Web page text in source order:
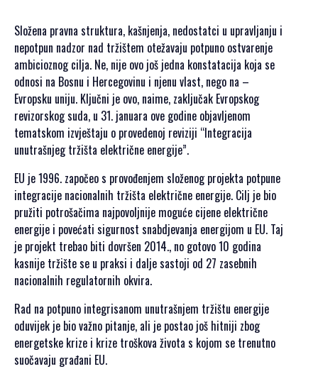
ŠTAMPU
SPONZORSTVO
POKROVITELJI I
SPONZORI SET
2026
POKROVITELJI I
SPONZORI SET
2025
POKROVITELJI I
SPONZORI SET
2024
POKROVITELJI I
SPONZORI SET
2023
POKROVITELJI I
SPONZORI SET
2022
POKROVITELJI I
Složena pravna struktura, kašnjenja, nedostatci u upravljanju i
nepotpun nadzor nad tržištem otežavaju potpuno ostvarenje
ambicioznog cilja. Ne, nije ovo još jedna konstatacija koja se
odnosi na Bosnu i Hercegovinu i njenu vlast, nego na –
Evropsku uniju. Ključni je ovo, naime, zaključak Evropskog
revizorskog suda, u 31. januara ove godine objavljenom
tematskom izvještaju o provedenoj reviziji “Integracija
unutrašnjeg tržišta električne energije”.
EU je 1996. započeo s provođenjem složenog projekta potpune
integracije nacionalnih tržišta električne energije. Cilj je bio
pružiti potrošačima najpovoljnije moguće cijene električne
energije i povećati sigurnost snabdjevanja energijom u EU. Taj
je projekt trebao biti dovršen 2014., no gotovo 10 godina
kasnije tržište se u praksi i dalje sastoji od 27 zasebnih
nacionalnih regulatornih okvira.
Rad na potpuno integrisanom unutrašnjem tržištu energije
oduvijek je bio važno pitanje, ali je postao još hitniji zbog
energetske krize i krize troškova života s kojom se trenutno
suočavaju građani EU.